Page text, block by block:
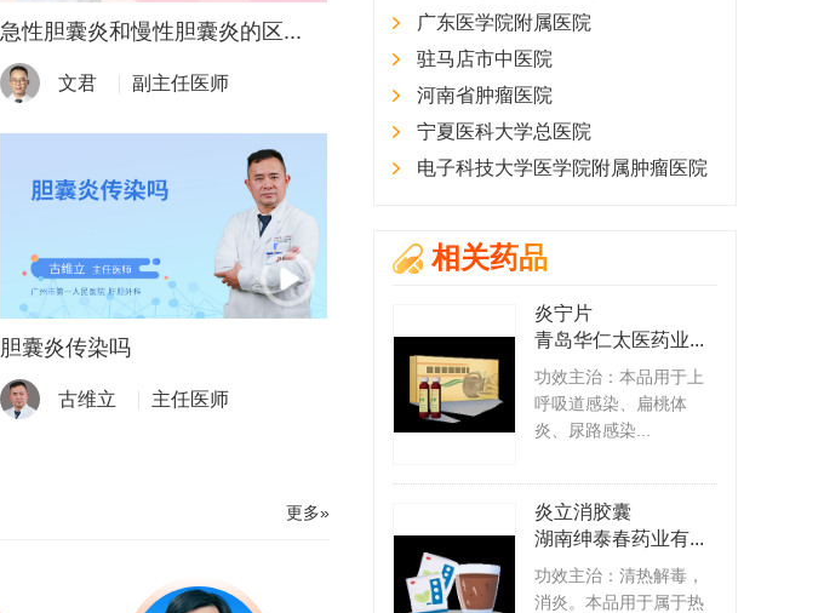
急性胆囊炎和慢性胆囊炎的区...
文君 副主任医师
胆囊炎传染吗
古维立 主任医师
更多»
广东医学院附属医院
驻马店市中医院
河南省肿瘤医院
宁夏医科大学总医院
电子科技大学医学院附属肿瘤医院
相关药品
炎宁片
青岛华仁太医药业...
功效主治：本品用于上
呼吸道感染、扁桃体
炎、尿路感染...
炎立消胶囊
湖南绅泰春药业有...
功效主治：清热解毒，
消炎。本品用于属于热